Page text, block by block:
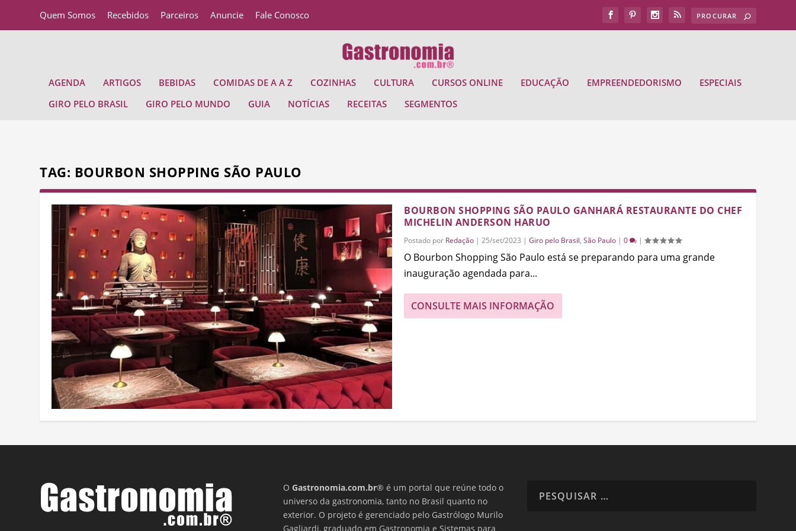
Quem Somos Recebidos Parceiros Anuncie Fale Conosco
AGENDA ARTIGOS BEBIDAS COMIDAS DE A A Z COZINHAS CULTURA CURSOS ONLINE EDUCAÇÃO EMPREENDEDORISMO
ESPECIAIS
GIRO PELO BRASIL
GIRO PELO MUNDO GUIA NOTÍCIAS RECEITAS SEGMENTOS
TAG: BOURBON SHOPPING SÃO PAULO
BOURBON SHOPPING SÃO PAULO GANHARÁ RESTAURANTE DO CHEF
MICHELIN ANDERSON HARUO
Postado por Redação | 25/set/2023 | Giro pelo Brasil, São Paulo | 0 |
O Bourbon Shopping São Paulo está se preparando para uma grande
inauguração agendada para...
CONSULTE MAIS INFORMAÇÃO
OGastronomia.com.br® é um portal que reúne todo o
universo da gastronomia, tanto no Brasil quanto no
exterior. O projeto é gerenciado pelo Gastrólogo Murilo
Gagliardi, graduado em Gastronomia e Sistemas para